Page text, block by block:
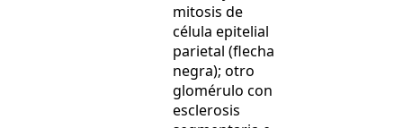
mitosis de
célula epitelial
parietal (flecha
negra); otro
glomérulo con
esclerosis